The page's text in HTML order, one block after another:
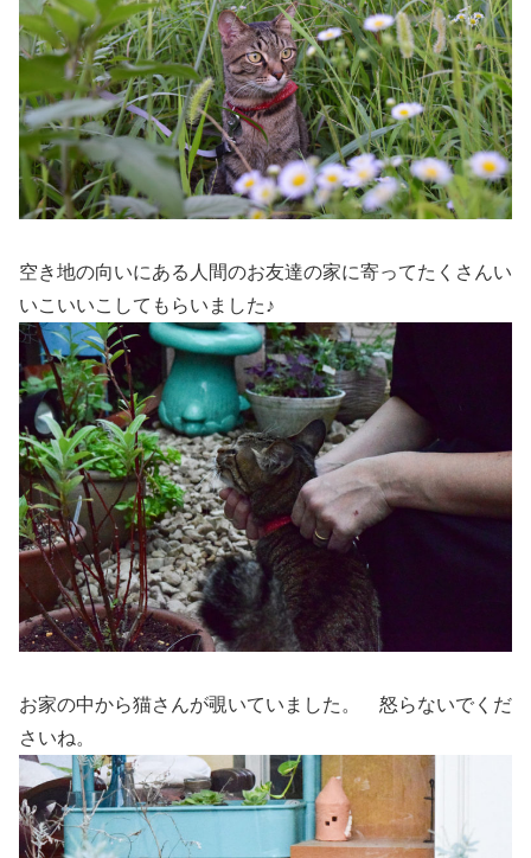
空き地の向いにある人間のお友達の家に寄ってたくさんい
いこいいこしてもらいました♪
お家の中から猫さんが覗いていました。 怒らないでくだ
さいね。